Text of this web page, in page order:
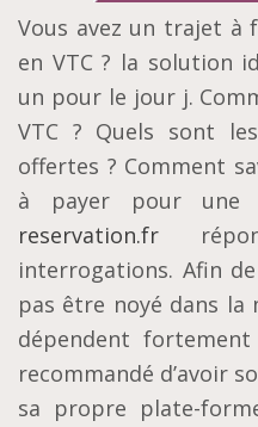
Vous avez un trajet à
en VTC ? la solution
un pour le jour j.
VTC ? Quels sont
offertes ? Comment
à payer pour une
reservation.fr
interrogations. Afin
pas être noyé dans la
dépendent
recommandé d’avoir
sa propre plate-